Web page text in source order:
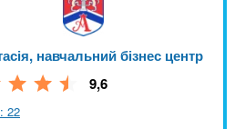
навчальний бізнес центр
9,6
22